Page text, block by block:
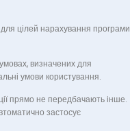
цілей нарахування програми
визначених для
умови користування.
прямо не передбачають інше.
застосує